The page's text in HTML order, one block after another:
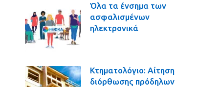
Όλα τα ένσημα των
ασφαλισμένων
ηλεκτρονικά
Κτηματολόγιο: Αίτηση
διόρθωσης πρόδηλων